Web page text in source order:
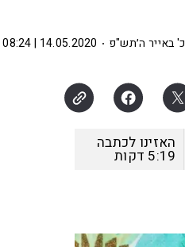
כ' באייר ה׳תש"פ 14.05.2020 | 08:24
האזינו לכתבה
5:19 דקות